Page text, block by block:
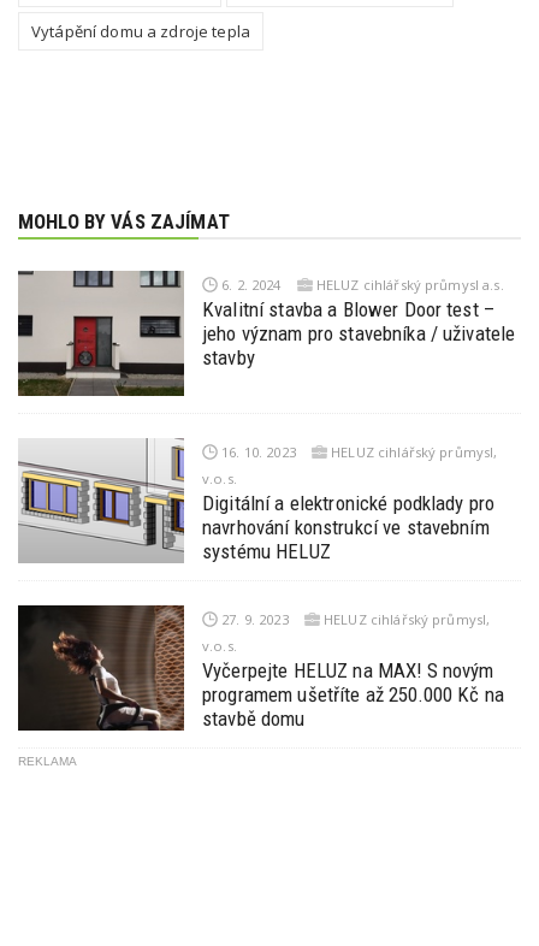
Vytápění domu a zdroje tepla
MOHLO BY VÁS ZAJÍMAT
6. 2. 2024 HELUZ cihlářský průmysl a.s.
Kvalitní stavba a Blower Door test –
jeho význam pro stavebníka / uživatele
stavby
16. 10. 2023
HELUZ cihlářský průmysl,
v.o.s.
Digitální a elektronické podklady pro
navrhování konstrukcí ve stavebním
systému HELUZ
27. 9. 2023
HELUZ cihlářský průmysl,
v.o.s.
Vyčerpejte HELUZ na MAX! S novým
programem ušetříte až 250.000 Kč na
stavbě domu
REKLAMA